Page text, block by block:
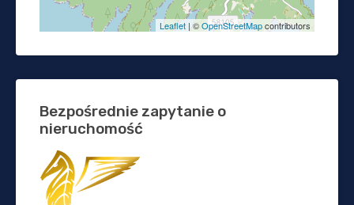
Leaflet | ©OpenStreetMapcontributors
Bezpośrednie zapytanie o
nieruchomość